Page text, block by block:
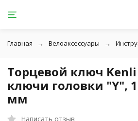
Главная Велоаксессуары
Торцевой ключ Kenli
ключи головки "Y",
мм
Написать отзыв